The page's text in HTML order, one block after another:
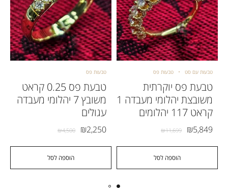
הוספה לסל
טבעות עם סט טבעות פס
טבעת פס יוקרתית
משובצת יהלומי מעבדה 1
קראט 117 יהלומים
₪11,699 ₪5,849
הוספה לסל
טבעות פס
טבעת פס 0.25 קראט
משובץ 7 יהלומי מעבדה
עגולים
₪4,500 ₪2,250